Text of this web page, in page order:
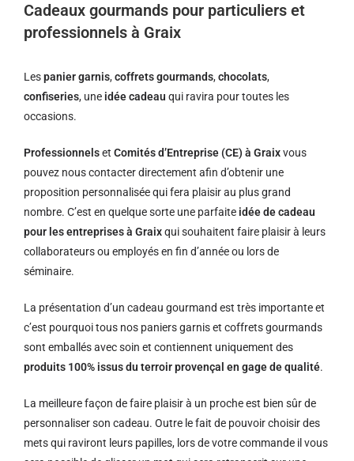
Cadeaux gourmands pour particuliers et
professionnels à Graix
Lespanier garnis,coffrets gourmands,chocolats,
confiseries, une idée cadeau qui ravira pour toutes les
occasions.
Professionnelset Comités d’Entreprise (CE) à Graixvous
pouvez nous contacter directement afin d’obtenir une
proposition personnalisée qui fera plaisir au plus grand
nombre. C’est en quelque sorte une parfaite idée de cadeau
pour les entreprises à Graixqui souhaitent faire plaisir à leurs
collaborateurs ou employés en fin d’année ou lors de
séminaire.
La présentation d’un cadeau gourmand est très importante et
c’est pourquoi tous nos paniers garnis et coffrets gourmands
sont emballés avec soin et contiennent uniquement des
produits 100% issus du terroir provençal en gage de qualité.
La meilleure façon de faire plaisir à un proche est bien sûr de
personnaliser son cadeau. Outre le fait de pouvoir choisir des
mets qui raviront leurs papilles, lors de votre commande il vous